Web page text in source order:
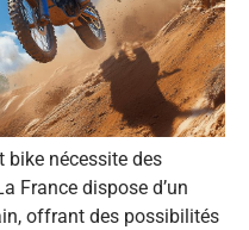
bike nécessite des
France dispose d’un
offrant des possibilités